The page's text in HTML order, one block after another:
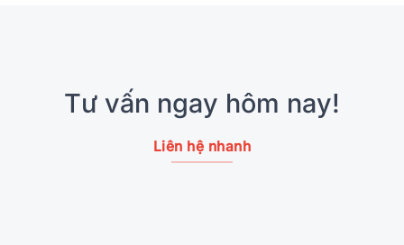
Tư vấn ngay hôm nay!
Liên hệ nhanh